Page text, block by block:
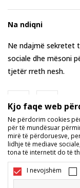
Na ndiqni
Ne ndajmë sekretet
sociale dhe mësoni
tjetër rreth nesh.
Maqedoni
Kjo faqe web
Ne përdorim cookies
për të mundësuar
mirë të përdoruesve,
lidhje të mediave
tona të internetit do të
I nevojshëm